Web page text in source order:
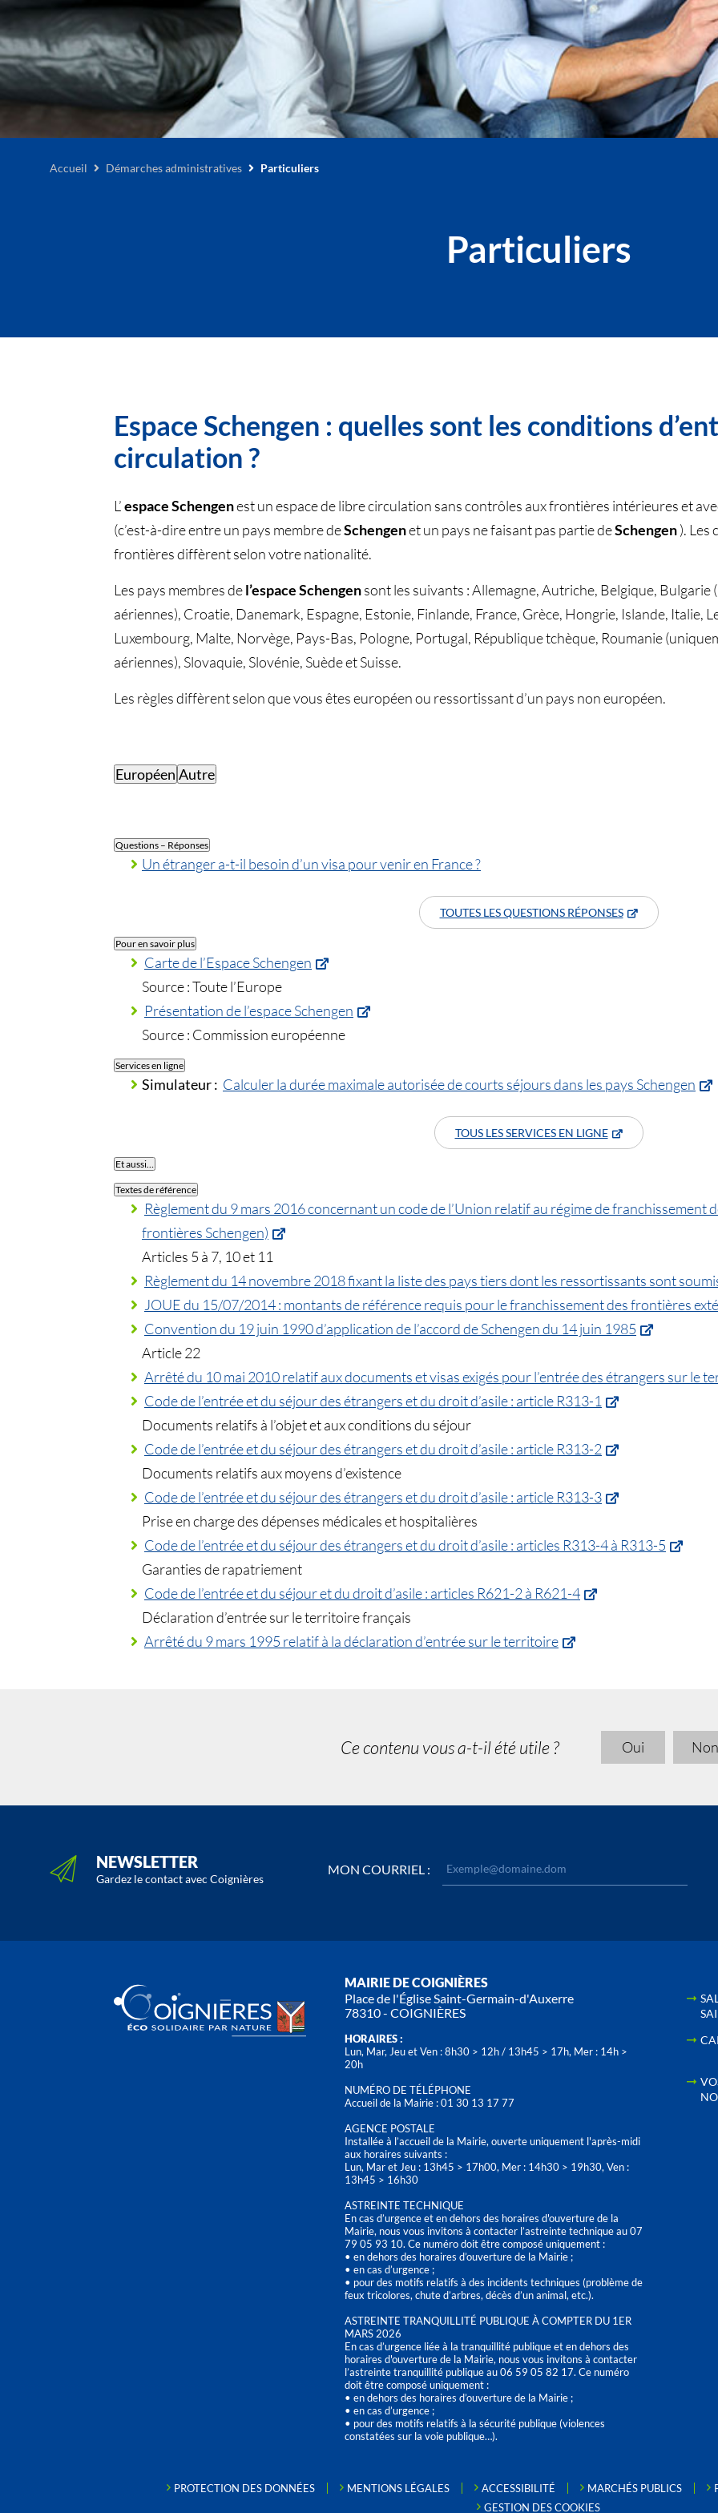
Accueil Démarches administratives Particuliers
Particuliers
Espace Schengen : quelles sont les conditions
circulation ?
L’espace Schengenest un espace de libre circulation sans contrôles aux frontières intérieures et
(c’est-à-dire entre un pays membre deSchengenet un pays ne faisant pas partie deSchengen). Les
frontières diffèrent selon votre nationalité.
Les pays membres del’espace Schengensont les suivants : Allemagne, Autriche, Belgique,
aériennes), Croatie, Danemark, Espagne, Estonie, Finlande, France, Grèce, Hongrie, Islande, Italie,
Luxembourg, Malte, Norvège, Pays-Bas, Pologne, Portugal, République tchèque, Roumanie
aériennes), Slovaquie, Slovénie, Suède et Suisse.
Les règles diffèrent selon que vous êtes européen ou ressortissant d’un pays non européen.
Européen Autre
Questions – Réponses
Un étranger a-t-il besoin d’un visa pour venir en France ?
TOUTES LES QUESTIONS RÉPONSES
Pour en savoir plus
Carte de l’Espace Schengen
Source : Toute l’Europe
Présentation de l’espace Schengen
Source : Commission européenne
Services en ligne
Simulateur : Calculer la durée maximale autorisée de courts séjours dans les pays Schengen
TOUS LES SERVICES EN LIGNE
Et aussi…
Textes de référence
Règlement du 9 mars 2016 concernant un code de l’Union relatif au régime de franchissement
frontières Schengen)
Articles 5 à 7, 10 et 11
Règlement du 14 novembre 2018 fixant la liste des pays tiers dont les ressortissants sont
JOUE du 15/07/2014 : montants de référence requis pour le franchissement des frontières
Convention du 19 juin 1990 d’application de l’accord de Schengen du 14 juin 1985
Article 22
Arrêté du 10 mai 2010 relatif aux documents et visas exigés pour l’entrée des étrangers sur le
Code de l’entrée et du séjour des étrangers et du droit d’asile : article R313-1
Documents relatifs à l’objet et aux conditions du séjour
Code de l’entrée et du séjour des étrangers et du droit d’asile : article R313-2
Documents relatifs aux moyens d’existence
Code de l’entrée et du séjour des étrangers et du droit d’asile : article R313-3
Prise en charge des dépenses médicales et hospitalières
Code de l’entrée et du séjour des étrangers et du droit d’asile : articles R313-4 à R313-5
Garanties de rapatriement
Code de l’entrée et du séjour et du droit d’asile : articles R621-2 à R621-4
Déclaration d’entrée sur le territoire français
Arrêté du 9 mars 1995 relatif à la déclaration d’entrée sur le territoire
Ce contenu vous a-t-il été utile ? Oui Non
NEWSLETTER
Gardez le contact avec Coignières
MON COURRIEL :
MAIRIE DE COIGNIÈRES
Place de l'Église Saint-Germain-d'Auxerre
78310 - COIGNIÈRES
HORAIRES :
Lun, Mar, Jeu et Ven : 8h30 > 12h / 13h45 > 17h, Mer : 14h >
20h
NUMÉRO DE TÉLÉPHONE
Accueil de la Mairie : 01 30 13 17 77
AGENCE POSTALE
Installée à l’accueil de la Mairie, ouverte uniquement l'après-midi
aux horaires suivants :
Lun, Mar et Jeu : 13h45 > 17h00, Mer : 14h30 > 19h30, Ven :
13h45 > 16h30
ASTREINTE TECHNIQUE
En cas d’urgence et en dehors des horaires d'ouverture de la
Mairie, nous vous invitons à contacter l’astreinte technique au 07
79 05 93 10. Ce numéro doit être composé uniquement :
• en dehors des horaires d’ouverture de la Mairie ;
• en cas d’urgence ;
• pour des motifs relatifs à des incidents techniques (problème de
feux tricolores, chute d’arbres, décès d’un animal, etc.).
ASTREINTE TRANQUILLITÉ PUBLIQUE À COMPTER DU 1ER
MARS 2026
En cas d’urgence liée à la tranquillité publique et en dehors des
horaires d'ouverture de la Mairie, nous vous invitons à contacter
l’astreinte tranquillité publique au 06 59 05 82 17. Ce numéro
doit être composé uniquement :
• en dehors des horaires d’ouverture de la Mairie ;
• en cas d’urgence ;
• pour des motifs relatifs à la sécurité publique (violences
constatées sur la voie publique…).
PROTECTION DES DONNÉES MENTIONS LÉGALES ACCESSIBILITÉ MARCHÉS PUBLICS
GESTION DES COOKIES